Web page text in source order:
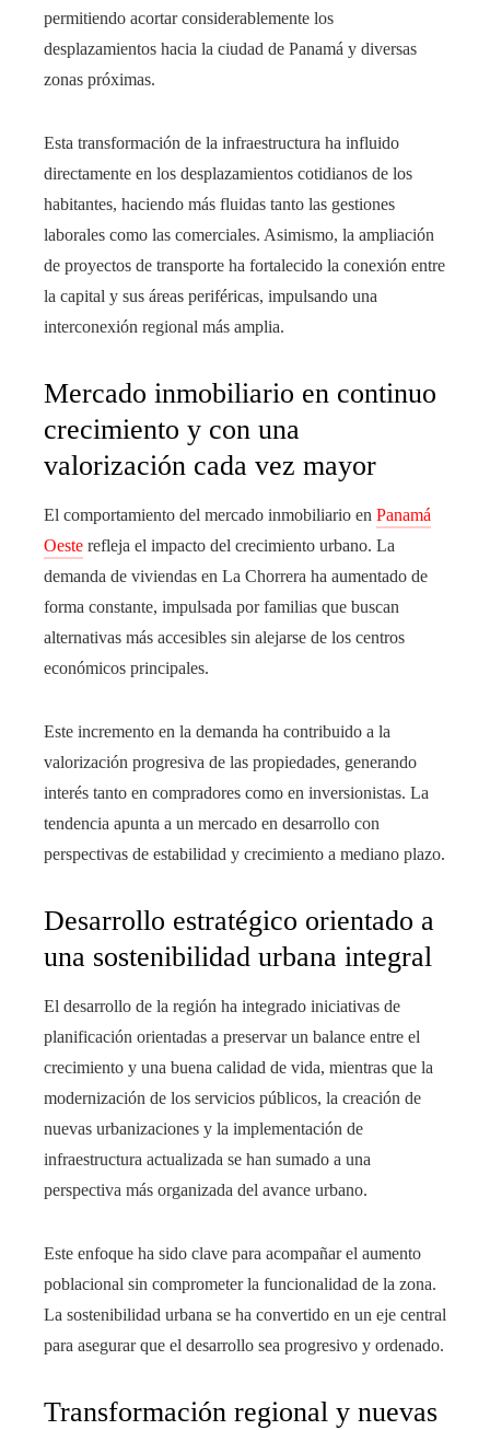
permitiendo acortar considerablemente los
desplazamientos hacia la ciudad de Panamá y diversas
zonas próximas.
Esta transformación de la infraestructura ha influido
directamente en los desplazamientos cotidianos de los
habitantes, haciendo más fluidas tanto las gestiones
laborales como las comerciales. Asimismo, la ampliación
de proyectos de transporte ha fortalecido la conexión entre
la capital y sus áreas periféricas, impulsando una
interconexión regional más amplia.
Mercado inmobiliario en continuo
crecimiento y con una
valorización cada vez mayor
El comportamiento del mercado inmobiliario en Panamá
Oeste refleja el impacto del crecimiento urbano. La
demanda de viviendas en La Chorrera ha aumentado de
forma constante, impulsada por familias que buscan
alternativas más accesibles sin alejarse de los centros
económicos principales.
Este incremento en la demanda ha contribuido a la
valorización progresiva de las propiedades, generando
interés tanto en compradores como en inversionistas. La
tendencia apunta a un mercado en desarrollo con
perspectivas de estabilidad y crecimiento a mediano plazo.
Desarrollo estratégico orientado a
una sostenibilidad urbana integral
El desarrollo de la región ha integrado iniciativas de
planificación orientadas a preservar un balance entre el
crecimiento y una buena calidad de vida, mientras que la
modernización de los servicios públicos, la creación de
nuevas urbanizaciones y la implementación de
infraestructura actualizada se han sumado a una
perspectiva más organizada del avance urbano.
Este enfoque ha sido clave para acompañar el aumento
poblacional sin comprometer la funcionalidad de la zona.
La sostenibilidad urbana se ha convertido en un eje central
para asegurar que el desarrollo sea progresivo y ordenado.
Transformación regional y nuevas